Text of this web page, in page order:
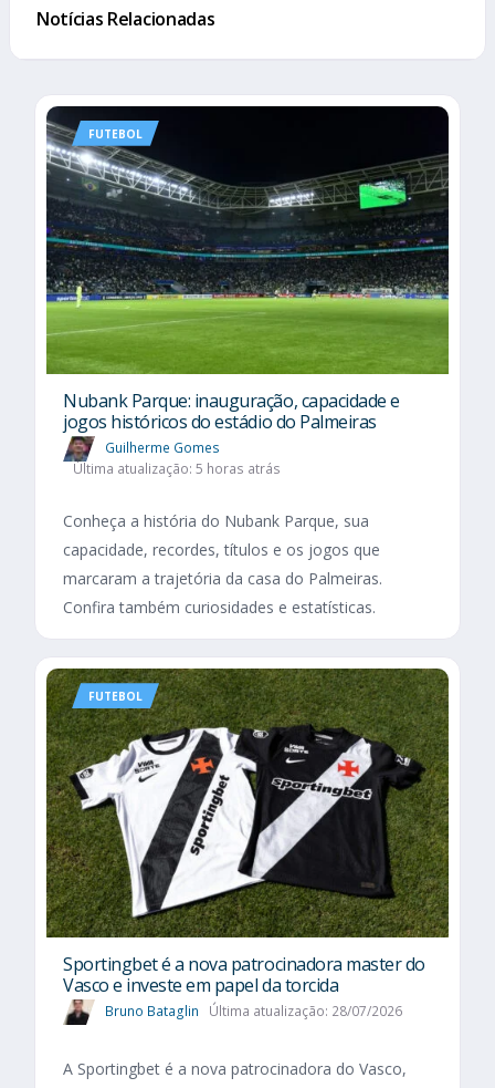
Notícias Relacionadas
FUTEBOL
Nubank Parque: inauguração, capacidade e
jogos históricos do estádio do Palmeiras
Guilherme Gomes
Última atualização: 5 horas atrás
Conheça a história do Nubank Parque, sua
capacidade, recordes, títulos e os jogos que
marcaram a trajetória da casa do Palmeiras.
Confira também curiosidades e estatísticas.
FUTEBOL
Sportingbet é a nova patrocinadora master do
Vasco e investe em papel da torcida
Bruno Bataglin Última atualização: 28/07/2026
A Sportingbet é a nova patrocinadora do Vasco,